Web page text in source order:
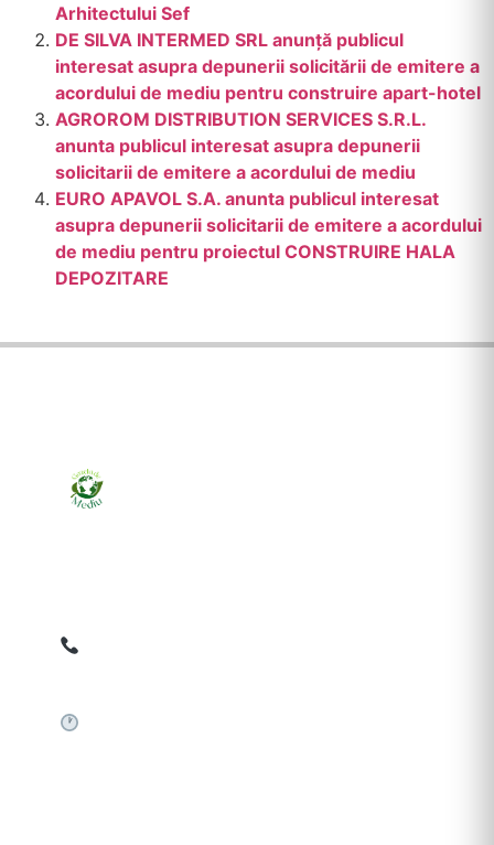
Arhitectului Sef
DE SILVA INTERMED SRL anunţă publicul
interesat asupra depunerii solicitării de emitere a
acordului de mediu pentru construire apart-hotel
AGROROM DISTRIBUTION SERVICES S.R.L.
anunta publicul interesat asupra depunerii
solicitarii de emitere a acordului de mediu
EURO APAVOL S.A. anunta publicul interesat
asupra depunerii solicitarii de emitere a acordului
de mediu pentru proiectul CONSTRUIRE HALA
DEPOZITARE